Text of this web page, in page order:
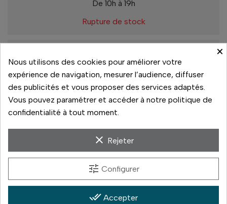
De 10h à 19h
Rupture de stock
De 10h à 13h
De 13h30 à 19h
Rupture de stock
Paiement sécurisé
14 jours pour changer d'avis
×
Nous utilisons des cookies pour améliorer votre
expérience de navigation, mesurer l’audience, diffuser
des publicités et vous proposer des services adaptés.
Vous pouvez paramétrer et accéder à notre politique de
confidentialité à tout moment.
clear Rejeter
tune Configurer
done_all Accepter